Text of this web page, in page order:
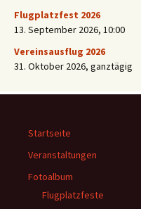
Flugplatzfest 2026
13. September 2026, 10:00
Vereinsausflug 2026
31. Oktober 2026, ganztägig
Startseite
Veranstaltungen
Fotoalbum
Flugplatzfeste